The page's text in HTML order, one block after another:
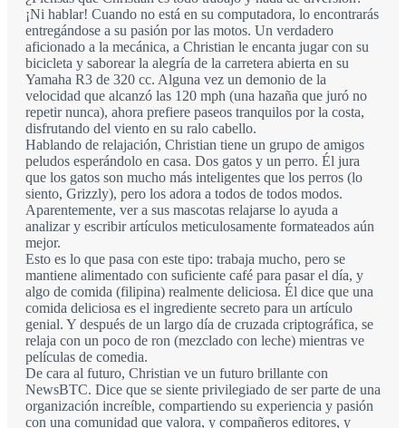
¡Ni hablar! Cuando no está en su computadora, lo encontrarás
entregándose a su pasión por las motos. Un verdadero
aficionado a la mecánica, a Christian le encanta jugar con su
bicicleta y saborear la alegría de la carretera abierta en su
Yamaha R3 de 320 cc. Alguna vez un demonio de la
velocidad que alcanzó las 120 mph (una hazaña que juró no
repetir nunca), ahora prefiere paseos tranquilos por la costa,
disfrutando del viento en su ralo cabello.
Hablando de relajación, Christian tiene un grupo de amigos
peludos esperándolo en casa. Dos gatos y un perro. Él jura
que los gatos son mucho más inteligentes que los perros (lo
siento, Grizzly), pero los adora a todos de todos modos.
Aparentemente, ver a sus mascotas relajarse lo ayuda a
analizar y escribir artículos meticulosamente formateados aún
mejor.
Esto es lo que pasa con este tipo: trabaja mucho, pero se
mantiene alimentado con suficiente café para pasar el día, y
algo de comida (filipina) realmente deliciosa. Él dice que una
comida deliciosa es el ingrediente secreto para un artículo
genial. Y después de un largo día de cruzada criptográfica, se
relaja con un poco de ron (mezclado con leche) mientras ve
películas de comedia.
De cara al futuro, Christian ve un futuro brillante con
NewsBTC. Dice que se siente privilegiado de ser parte de una
organización increíble, compartiendo su experiencia y pasión
con una comunidad que valora, y compañeros editores, y